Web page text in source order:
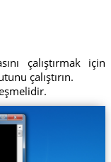
çalıştırmak için
çalıştırın.